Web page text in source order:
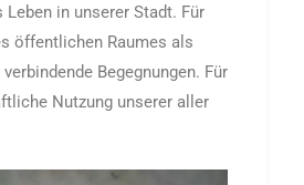
Leben in unserer Stadt. Für
öffentlichen Raumes als
Begegnungen. Für
Nutzung unserer aller